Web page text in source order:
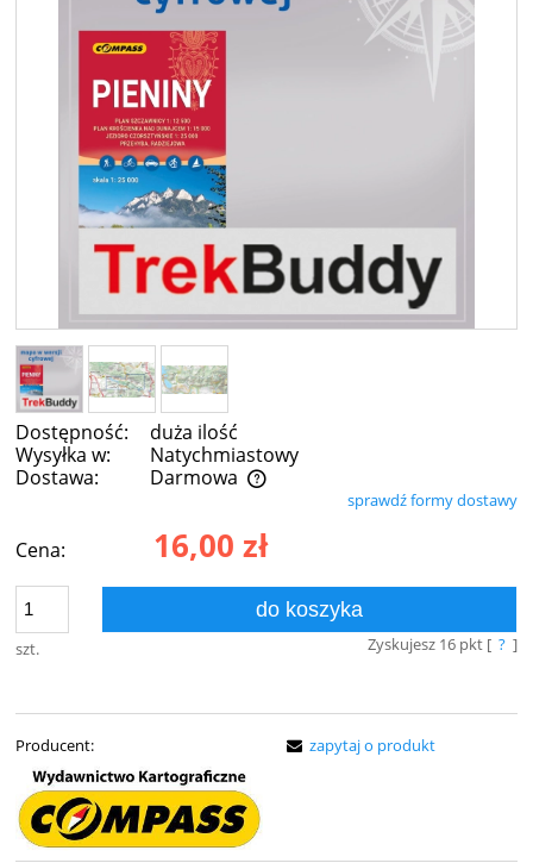
Dostępność:
duża ilość
Wysyłka w:
Natychmiastowy
Dostawa:
Darmowa
Cena nie zawiera ewentualnych kosztów płatnościsprawdź formy dostawy
Cena: 16,00 zł
szt.
do koszyka
Zyskujesz 16pkt [ ? ]
Producent: zapytaj o produkt